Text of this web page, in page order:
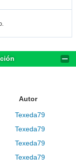
Autor
Texeda79
Texeda79
Texeda79
Texeda79